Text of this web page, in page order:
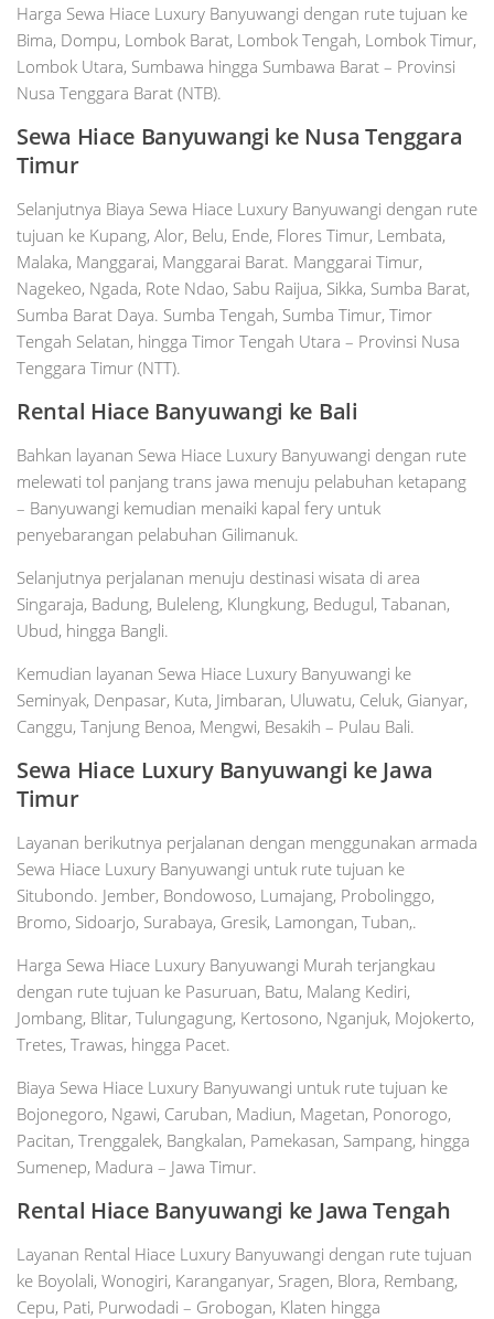
Harga Sewa Hiace Luxury Banyuwangi dengan rute tujuan ke
Bima, Dompu, Lombok Barat, Lombok Tengah, Lombok Timur,
Lombok Utara, Sumbawa hingga Sumbawa Barat – Provinsi
Nusa Tenggara Barat (NTB).
Sewa Hiace Banyuwangi ke Nusa Tenggara
Timur
Selanjutnya Biaya Sewa Hiace Luxury Banyuwangi dengan rute
tujuan ke Kupang, Alor, Belu, Ende, Flores Timur, Lembata,
Malaka, Manggarai, Manggarai Barat. Manggarai Timur,
Nagekeo, Ngada, Rote Ndao, Sabu Raijua, Sikka, Sumba Barat,
Sumba Barat Daya. Sumba Tengah, Sumba Timur, Timor
Tengah Selatan, hingga Timor Tengah Utara – Provinsi Nusa
Tenggara Timur (NTT).
Rental Hiace Banyuwangi ke Bali
Bahkan layanan Sewa Hiace Luxury Banyuwangi dengan rute
melewati tol panjang trans jawa menuju pelabuhan ketapang
– Banyuwangi kemudian menaiki kapal fery untuk
penyebarangan pelabuhan Gilimanuk.
Selanjutnya perjalanan menuju destinasi wisata di area
Singaraja, Badung, Buleleng, Klungkung, Bedugul, Tabanan,
Ubud, hingga Bangli.
Kemudian layanan Sewa Hiace Luxury Banyuwangi ke
Seminyak, Denpasar, Kuta, Jimbaran, Uluwatu, Celuk, Gianyar,
Canggu, Tanjung Benoa, Mengwi, Besakih – Pulau Bali.
Sewa Hiace Luxury Banyuwangi ke Jawa
Timur
Layanan berikutnya perjalanan dengan menggunakan armada
Sewa Hiace Luxury Banyuwangi untuk rute tujuan ke
Situbondo. Jember, Bondowoso, Lumajang, Probolinggo,
Bromo, Sidoarjo, Surabaya, Gresik, Lamongan, Tuban,.
Harga Sewa Hiace Luxury Banyuwangi Murah terjangkau
dengan rute tujuan ke Pasuruan, Batu, Malang Kediri,
Jombang, Blitar, Tulungagung, Kertosono, Nganjuk, Mojokerto,
Tretes, Trawas, hingga Pacet.
Biaya Sewa Hiace Luxury Banyuwangi untuk rute tujuan ke
Bojonegoro, Ngawi, Caruban, Madiun, Magetan, Ponorogo,
Pacitan, Trenggalek, Bangkalan, Pamekasan, Sampang, hingga
Sumenep, Madura – Jawa Timur.
Rental Hiace Banyuwangi ke Jawa Tengah
Layanan Rental Hiace Luxury Banyuwangi dengan rute tujuan
ke Boyolali, Wonogiri, Karanganyar, Sragen, Blora, Rembang,
Cepu, Pati, Purwodadi – Grobogan, Klaten hingga